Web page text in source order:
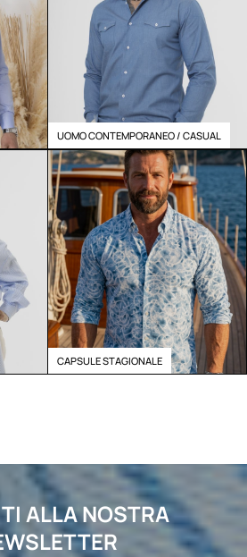
UOMO CONTEMPORANEO / CASUAL
CAPSULE STAGIONALE
ALLA NOSTRA